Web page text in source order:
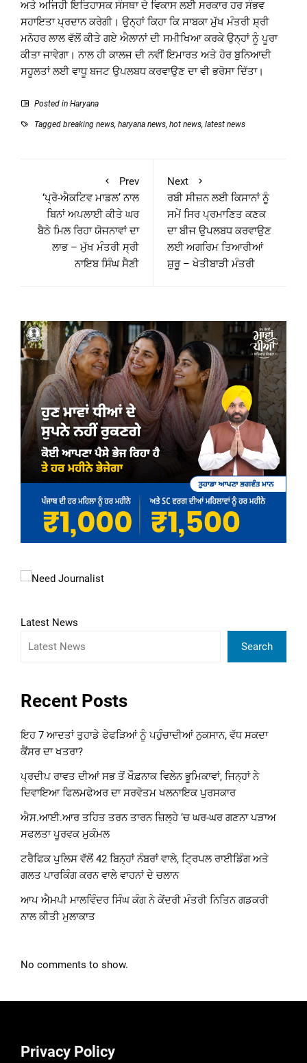
ਅਤੇ ਅਜਿਹੀ ਇਤਿਹਾਸਕ ਸੰਸਥਾ ਦੇ ਵਿਕਾਸ ਲਈ ਸਰਕਾਰ ਹਰ ਸੰਭਵ
ਸਹਾਇਤਾ ਪ੍ਰਦਾਨ ਕਰੇਗੀ। ਉਨ੍ਹਾਂ ਕਿਹਾ ਕਿ ਸਾਬਕਾ ਮੁੱਖ ਮੰਤਰੀ ਸ਼੍ਰੀ
ਮਨੋਹਰ ਲਾਲ ਵੱਲੋਂ ਕੀਤੇ ਗਏ ਐਲਾਨਾਂ ਦੀ ਸਮੀਖਿਆ ਕਰਕੇ ਉਨ੍ਹਾਂ ਨੂੰ ਪੂਰਾ
ਕੀਤਾ ਜਾਵੇਗਾ। ਨਾਲ ਹੀ ਕਾਲਜ ਦੀ ਨਵੀਂ ਇਮਾਰਤ ਅਤੇ ਹੋਰ ਬੁਨਿਆਦੀ
ਸਹੂਲਤਾਂ ਲਈ ਵਾਧੂ ਬਜਟ ਉਪਲਬਧ ਕਰਵਾਉਣ ਦਾ ਵੀ ਭਰੋਸਾ ਦਿੱਤਾ।
Posted in Haryana
Tagged breaking news, haryana news, hot news, latest news
Prev
‘ਪ੍ਰੋ-ਐਕਟਿਵ ਮਾਡਲ’ ਨਾਲ
ਬਿਨਾਂ ਅਪਲਾਈ ਕੀਤੇ ਘਰ
ਬੈਠੇ ਮਿਲ ਰਿਹਾ ਯੋਜਨਾਵਾਂ ਦਾ
ਲਾਭ – ਮੁੱਖ ਮੰਤਰੀ ਸ੍ਰੀ
ਨਾਇਬ ਸਿੰਘ ਸੈਣੀ
Next
ਰਬੀ ਸੀਜ਼ਨ ਲਈ ਕਿਸਾਨਾਂ ਨੂੰ
ਸਮੇਂ ਸਿਰ ਪ੍ਰਮਾਣਿਤ ਕਣਕ
ਦਾ ਬੀਜ ਉਪਲਬਧ ਕਰਵਾਉਣ
ਲਈ ਅਗਰਿਮ ਤਿਆਰੀਆਂ
ਸ਼ੁਰੂ – ਖੇਤੀਬਾੜੀ ਮੰਤਰੀ
Latest News
Search
Recent Posts
ਇਹ 7 ਆਦਤਾਂ ਤੁਹਾਡੇ ਫੇਫੜਿਆਂ ਨੂੰ ਪਹੁੰਚਾਦੀਆਂ ਨੁਕਸਾਨ, ਵੱਧ ਸਕਦਾ
ਕੈਂਸਰ ਦਾ ਖਤਰਾ?
ਪ੍ਰਦੀਪ ਰਾਵਤ ਦੀਆਂ ਸਭ ਤੋਂ ਖੌਫ਼ਨਾਕ ਵਿਲੇਨ ਭੂਮਿਕਾਵਾਂ, ਜਿਨ੍ਹਾਂ ਨੇ
ਦਿਵਾਇਆ ਫਿਲਮਫੇਅਰ ਦਾ ਸਰਵੋਤਮ ਖਲਨਾਇਕ ਪੁਰਸਕਾਰ
ਐਸ.ਆਈ.ਆਰ ਤਹਿਤ ਤਰਨ ਤਾਰਨ ਜ਼ਿਲ੍ਹੇ ‘ਚ ਘਰ-ਘਰ ਗਣਨਾ ਪੜਾਅ
ਸਫਲਤਾ ਪੂਰਵਕ ਮੁਕੰਮਲ
ਟਰੈਫਿਕ ਪੁਲਿਸ ਵੱਲੋਂ 42 ਬਿਨ੍ਹਾਂ ਨੰਬਰਾਂ ਵਾਲੇ, ਟ੍ਰਿਪਲ ਰਾਈਡਿੰਗ ਅਤੇ
ਗਲਤ ਪਾਰਕਿੰਗ ਕਰਨ ਵਾਲੇ ਵਾਹਨਾਂ ਦੇ ਚਲਾਨ
ਆਪ ਐਮਪੀ ਮਾਲਵਿੰਦਰ ਸਿੰਘ ਕੰਗ ਨੇ ਕੇਂਦਰੀ ਮੰਤਰੀ ਨਿਤਿਨ ਗਡਕਰੀ
ਨਾਲ ਕੀਤੀ ਮੁਲਾਕਾਤ
No comments to show.
Privacy Policy